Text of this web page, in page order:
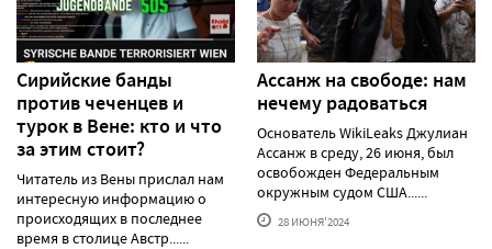
Сирийские банды
против чеченцев и
турок в Вене: кто и что
за этим стоит?
Читатель из Вены прислал нам
интересную информацию о
происходящих в последнее
время в столице Австр......
Ассанж на свободе: нам
нечему радоваться
Основатель WikiLeaks Джулиан
Ассанж в среду, 26 июня, был
освобожден Федеральным
окружным судом США......
28 ИЮНЯ'2024